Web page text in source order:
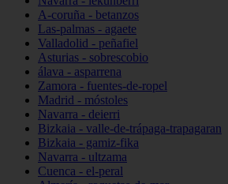
A-coruña - betanzos
Las-palmas - agaete
Valladolid - peñafiel
Asturias - sobrescobio
álava - asparrena
Zamora - fuentes-de-ropel
Madrid - móstoles
Navarra - deierri
Bizkaia - valle-de-trápaga-trapagaran
Bizkaia - gamiz-fika
Navarra - ultzama
Cuenca - el-peral